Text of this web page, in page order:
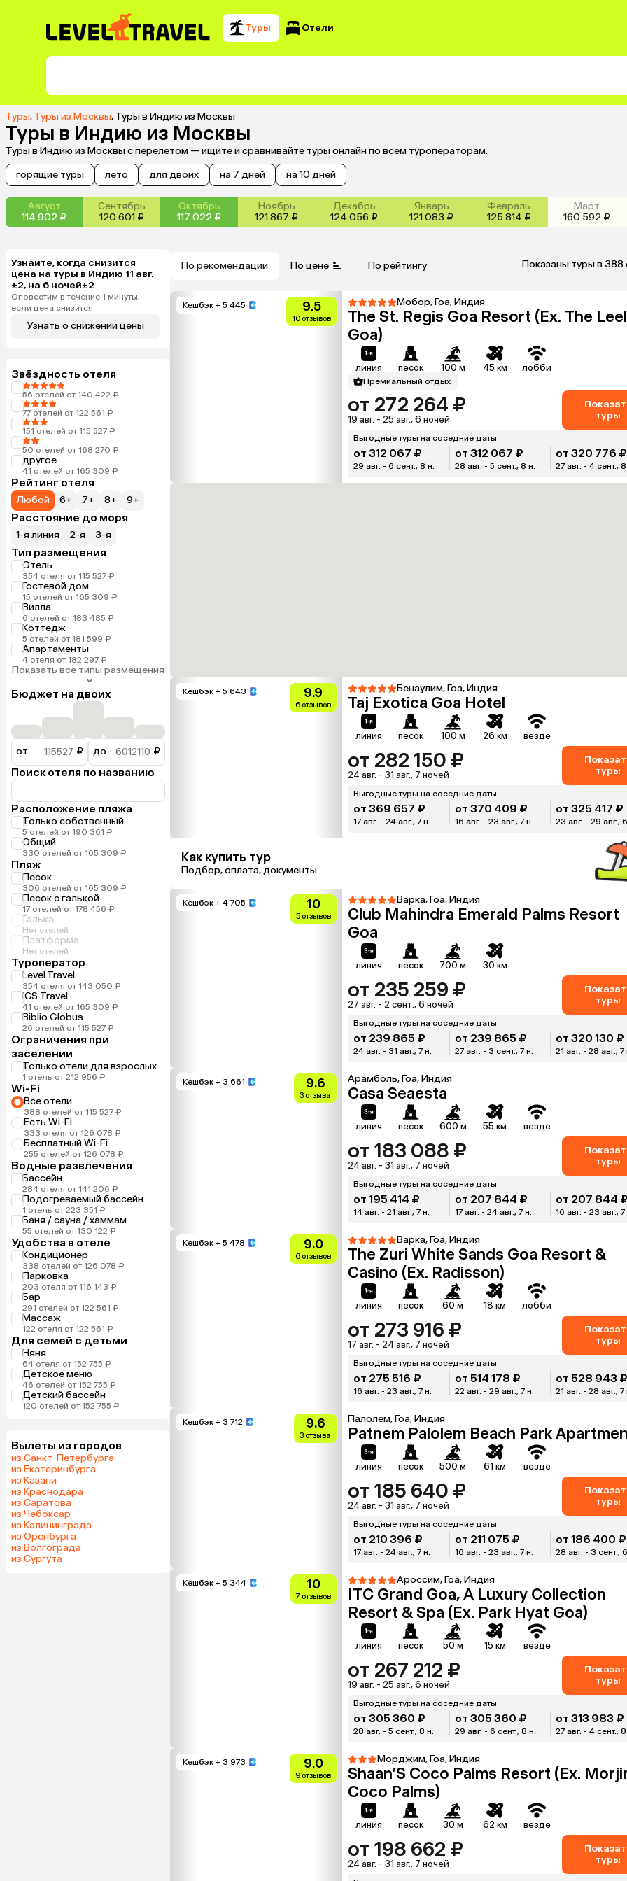
Туры Отели
Туры, Туры из Москвы, Туры в Индию из Москвы
Туры в Индию из Москвы
Туры в Индию из Москвы с перелетом — ищите и сравнивайте туры онлайн по всем туроператорам.
горящие туры
лето для двоих на 7 дней на 10 дней
Август
114 902 ₽
Сентябрь
120 601 ₽
Октябрь
117 022 ₽
Ноябрь
121 867 ₽
Декабрь
124 056 ₽
Январь
121 083 ₽
Февраль
125 814 ₽
Март
160 592 ₽
Узнайте, когда снизится
цена на туры в Индию 11 авг.
±2, на 6 ночей±2
Оповестим в течение 1 минуты,
если цена снизится
Узнать о снижении цены
Звёздность отеля
56 отелей от 140 422 ₽
77 отелей от 122 561 ₽
151 отелей от 115 527 ₽
50 отелей от 168 270 ₽
другое
41 отелей от 165 309 ₽
Рейтинг отеля
Любой 6+ 7+ 8+ 9+
Расстояние до моря
1-я линия 2-я 3-я
Тип размещения
Отель
354 отеля от 115 527 ₽
Гостевой дом
15 отелей от 165 309 ₽
Вилла
6 отелей от 183 485 ₽
Коттедж
5 отелей от 181 599 ₽
Апартаменты
4 отеля от 182 297 ₽
Показать все типы размещения
Бюджет на двоих
от ₽ до ₽
Поиск отеля по названию
Расположение пляжа
Только собственный
5 отелей от 190 361 ₽
Общий
330 отелей от 165 309 ₽
Пляж
Песок
306 отелей от 165 309 ₽
Песок с галькой
17 отелей от 178 456 ₽
Галька
Нет отелей
Платформа
Нет отелей
Туроператор
Level.Travel
354 отеля от 143 050 ₽
ICS Travel
41 отелей от 165 309 ₽
Biblio Globus
26 отелей от 115 527 ₽
Ограничения при
заселении
Только отели для взрослых
1 отель от 212 956 ₽
Wi-Fi
Все отели
388 отелей от 115 527 ₽
Есть Wi-Fi
333 отеля от 126 078 ₽
Бесплатный Wi-Fi
255 отелей от 126 078 ₽
Водные развлечения
Бассейн
284 отеля от 141 206 ₽
Подогреваемый бассейн
1 отель от 223 351 ₽
Баня / сауна / хаммам
55 отелей от 130 122 ₽
Удобства в отеле
Кондиционер
338 отелей от 126 078 ₽
Парковка
203 отеля от 116 143 ₽
Бар
291 отелей от 122 561 ₽
Массаж
122 отеля от 122 561 ₽
Для семей с детьми
Няня
64 отеля от 152 755 ₽
Детское меню
46 отелей от 152 755 ₽
Детский бассейн
120 отелей от 152 755 ₽
Вылеты из городов
из Санкт-Петербурга
из Екатеринбурга
из Казани
из Краснодара
из Саратова
из Чебоксар
из Калининграда
из Оренбурга
из Волгограда
из Сургута
По рекомендации По цене По рейтингу Показаны туры в 388
Кешбэк + 5 445 9.5
10 отзывов
Мобор, Гоа, Индия
The St. Regis Goa Resort (Ex. The
Goa)
линия песок 100 м 45 км лобби
Премиальный отдых
от 272 264 ₽
19 авг. - 25 авг., 6 ночей
туры
Выгодные туры на соседние даты
от 312 067 ₽
29 авг. - 6 сент., 8 н.
от 312 067 ₽
28 авг. - 5 сент., 8 н.
от 320 776 ₽
27 авг. - 4 сент., 8
Кешбэк + 5 643 9.9
6 отзывов
Бенаулим, Гоа, Индия
Taj Exotica Goa Hotel
линия песок 100 м 26 км везде
от 282 150 ₽
24 авг. - 31 авг., 7 ночей
туры
Выгодные туры на соседние даты
от 369 657 ₽
17 авг. - 24 авг., 7 н.
от 370 409 ₽
16 авг. - 23 авг., 7 н.
от 325 417 ₽
23 авг. - 29 авг., 6
Как купить тур
Подбор, оплата, документы
Кешбэк + 4 705 10
5 отзывов
Варка, Гоа, Индия
Club Mahindra Emerald Palms Resort
Goa
линия песок 700 м 30 км
от 235 259 ₽
27 авг. - 2 сент., 6 ночей
туры
Выгодные туры на соседние даты
от 239 865 ₽
24 авг. - 31 авг., 7 н.
от 239 865 ₽
27 авг. - 3 сент., 7 н.
от 320 130 ₽
21 авг. - 28 авг., 7
Кешбэк + 3 661 9.6
3 отзыва
Арамболь, Гоа, Индия
Casa Seaesta
линия песок 600 м 55 км везде
от 183 088 ₽
24 авг. - 31 авг., 7 ночей
туры
Выгодные туры на соседние даты
от 195 414 ₽
14 авг. - 21 авг., 7 н.
от 207 844 ₽
17 авг. - 24 авг., 7 н.
от 207 844 ₽
16 авг. - 23 авг., 7
Кешбэк + 5 478 9.0
6 отзывов
Варка, Гоа, Индия
The Zuri White Sands Goa Resort &
Casino (Ex. Radisson)
линия песок 60 м 18 км лобби
от 273 916 ₽
17 авг. - 24 авг., 7 ночей
туры
Выгодные туры на соседние даты
от 275 516 ₽
16 авг. - 23 авг., 7 н.
от 514 178 ₽
22 авг. - 29 авг., 7 н.
от 528 943 ₽
21 авг. - 28 авг., 7
Кешбэк + 3 712 9.6
3 отзыва
Палолем, Гоа, Индия
Patnem Palolem Beach Park
линия песок 500 м 61 км везде
от 185 640 ₽
24 авг. - 31 авг., 7 ночей
туры
Выгодные туры на соседние даты
от 210 396 ₽
17 авг. - 24 авг., 7 н.
от 211 075 ₽
16 авг. - 23 авг., 7 н.
от 186 400 ₽
28 авг. - 3 сент., 6
Кешбэк + 5 344 10
7 отзывов
Ароссим, Гоа, Индия
ITC Grand Goa, A Luxury Collection
Resort & Spa (Ex. Park Hyat Goa)
линия песок 50 м 15 км везде
от 267 212 ₽
19 авг. - 25 авг., 6 ночей
туры
Выгодные туры на соседние даты
от 305 360 ₽
28 авг. - 5 сент., 8 н.
от 305 360 ₽
29 авг. - 6 сент., 8 н.
от 313 983 ₽
27 авг. - 4 сент., 8
Кешбэк + 3 973 9.0
9 отзывов
Морджим, Гоа, Индия
Shaan’S Coco Palms Resort (Ex.
Coco Palms)
линия песок 30 м 62 км везде
от 198 662 ₽
24 авг. - 31 авг., 7 ночей
туры